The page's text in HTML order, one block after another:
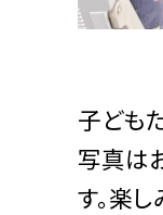
子ども
写真は
す。楽